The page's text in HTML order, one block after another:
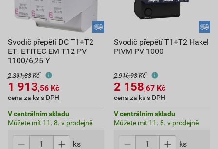
Svodič přepětí DC T1+T2
ETI ETITEC EM T12 PV
1100/6,25 Y
2 391,83 Kč
1 913,56 Kč
cena za ks s DPH
V centrálním skladu
Můžete mít 11. 8. v prodejně
ks
Svodič přepětí T1+T2 Hakel
PIVM PV 1000
2 916,93 Kč
2 158,67 Kč
cena za ks s DPH
V centrálním skladu
Můžete mít 11. 8. v prodejně
ks